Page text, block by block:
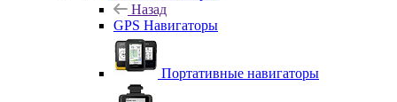
Назад
GPS Навигаторы
Портативные навигаторы